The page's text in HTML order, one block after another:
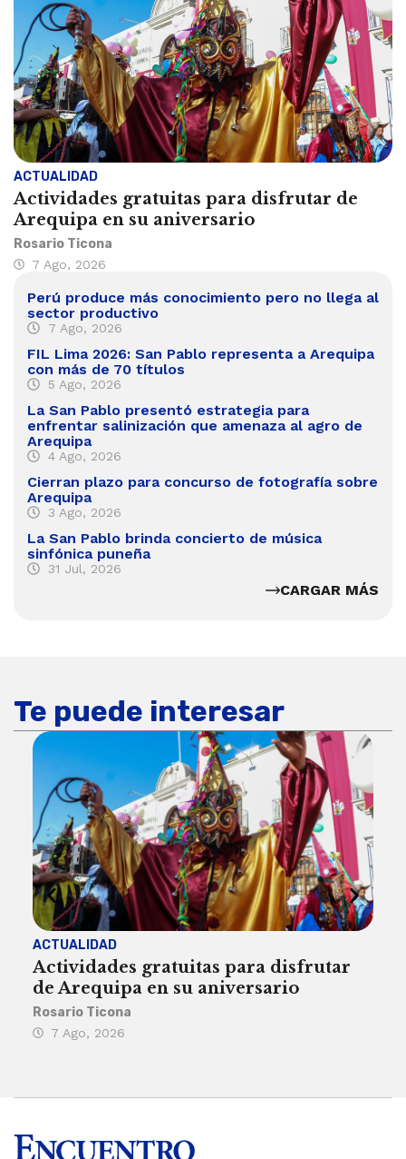
ACTUALIDAD
Actividades gratuitas para disfrutar de
Arequipa en su aniversario
Rosario Ticona
7 Ago, 2026
Perú produce más conocimiento pero no llega al
sector productivo
7 Ago, 2026
FIL Lima 2026: San Pablo representa a Arequipa
con más de 70 títulos
5 Ago, 2026
La San Pablo presentó estrategia para
enfrentar salinización que amenaza al agro de
Arequipa
4 Ago, 2026
Cierran plazo para concurso de fotografía sobre
Arequipa
3 Ago, 2026
La San Pablo brinda concierto de música
sinfónica puneña
31 Jul, 2026
CARGAR MÁS
Te puede interesar
ACTUALIDAD
Actividades gratuitas para disfrutar
de Arequipa en su aniversario
Rosario Ticona
7 Ago, 2026